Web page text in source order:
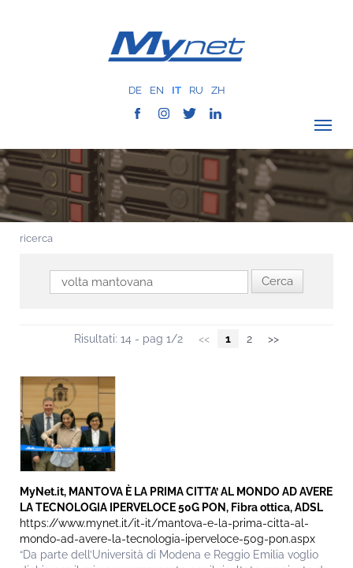
DE EN IT RU ZH
VERIFICA COPERTURA
AZIENDA
RETE
SERVIZI
MYNET
CASE HISTORY
ricerca
Risultati: 14 - pag 1/2 << 1 2 >>
MyNet.it, MANTOVA È LA PRIMA CITTA’ AL MONDO AD AVERE
LA TECNOLOGIA IPERVELOCE 50G PON, Fibra ottica, ADSL
https://www.mynet.it/it-it/mantova-e-la-prima-citta-al-
mondo-ad-avere-la-tecnologia-iperveloce-50g-pon.aspx
“Da parte dell’Università di Modena e Reggio Emilia voglio